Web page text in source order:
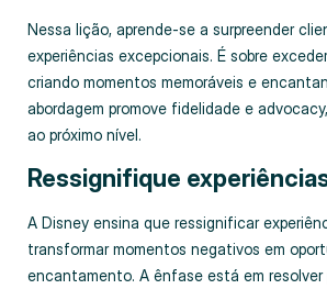
Nessa lição, aprende-se a surpreender
experiências excepcionais. É sobre
criando momentos memoráveis e
abordagem promove fidelidade e
ao próximo nível.
Ressignifique
A Disney ensina que ressignificar
transformar momentos negativos em
encantamento. A ênfase está em resolver